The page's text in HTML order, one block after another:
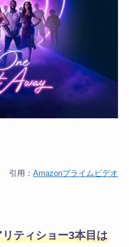
引用：Amazonプライムビデオ
ティショー3本目は